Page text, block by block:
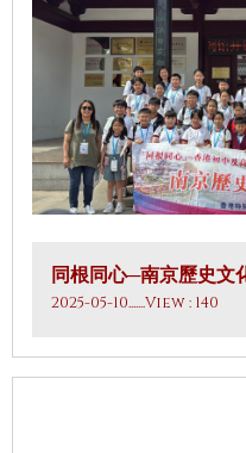
同根同心─南京歷史文
2025-05-10.......View : 140